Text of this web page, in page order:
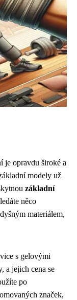
je opravdu široké a
modely už
základní
něco
materiálem,
s gelovými
a jejich cena se
po
značek,